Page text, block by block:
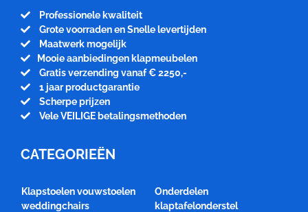
Professionele kwaliteit
Grote voorraden en Snelle levertijden
Maatwerk mogelijk
Mooie aanbiedingen klapmeubelen
Gratis verzending vanaf € 2250,-
1 jaar productgarantie
Scherpe prijzen
Vele VEILIGE betalingsmethoden
CATEGORIEËN
Klapstoelen vouwstoelen
weddingchairs
Onderdelen
klaptafelonderstel